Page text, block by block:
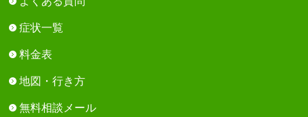
症状一覧
料金表
地図・行き方
無料相談メール